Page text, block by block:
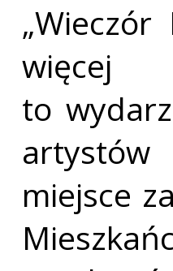
to
miejsce